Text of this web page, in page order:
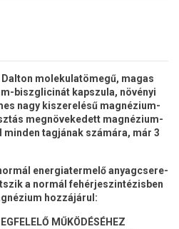
molekulatömegű, magas
biszglicinát kapszula, növényi
nagy kiszerelésű magnézium-
megnövekedett magnézium-
minden tagjának számára, már 3
energiatermelő anyagcsere-
a normál fehérjeszintézisben
hozzájárul:
MŰKÖDÉSÉHEZ